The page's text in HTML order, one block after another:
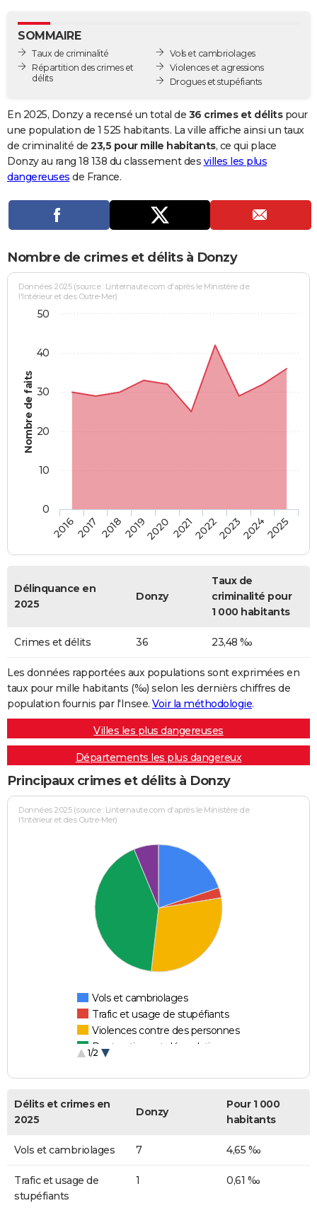
GUIDES D'ACHAT
BONS PLANS
Carte de Noël
Carte Bonne année
Carte Saint-Valentin
Carte Pâques
Carte d'anniversaire
DICTIONNAIRE
Dictionnaire
Biographies
Citations
Expressions
Proverbes
PROGRAMME TV
Se connecter
Entreprises
Service militaire
Avis de recherche
AVIS DE DÉCÈS
Bricolage
Lifestyle
Culture
Sport
Auto
Television
Voyage
Cinema
SOMMAIRE
Taux de criminalité
Répartition des crimes et
délits
Vols et cambriolages
Violences et agressions
Drogues et stupéfiants
En 2025, Donzy a recensé un total de 36 crimes et délitspour
une population de 1 525 habitants. La ville affiche ainsi un taux
de criminalité de 23,5 pour mille habitants, ce qui place
Donzy au rang 18 138 du classement des villes les plus
dangereuses de France.
Nombre de crimes et délits à Donzy
Nombre de faits
Données 2025 (source : Linternaute.com d'après le Ministère de
l'Intérieur et des Outre-Mer)
20162017 20182019202020212022202320242025
0
10
20
30
40
50
Délinquance en
2025
Donzy
Taux de
criminalité pour
1 000 habitants
Crimes et délits 36 23,48 ‰
Les données rapportées aux populations sont exprimées en
taux pour mille habitants (‰) selon les dernièrs chiffres de
population fournis par l'Insee. Voir la méthodologie.
Villes les plus dangereuses
Départements les plus dangereux
Principaux crimes et délits à Donzy
Données 2025 (source : Linternaute.com d'après le Ministère de
l'Intérieur et des Outre-Mer)
Vols et cambriolages
Trafic et usage de stupéfiants
Violences contre des personnes
Destructions et dégradations
1/2
Délits et crimes en
2025
Donzy
Pour 1 000
habitants
Vols et cambriolages 7 4,65 ‰
Trafic et usage de
stupéfiants
1 0,61 ‰